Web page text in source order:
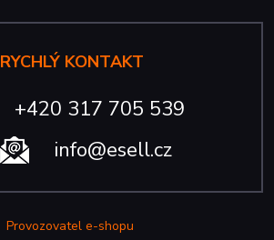
RYCHLÝ KONTAKT
+420 317 705 539
info@esell.cz
Provozovatel e-shopu